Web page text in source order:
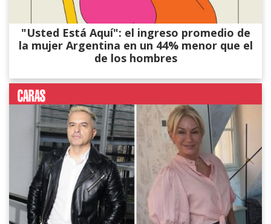
"Usted Está Aquí": el ingreso promedio de
la mujer Argentina en un 44% menor que el
de los hombres